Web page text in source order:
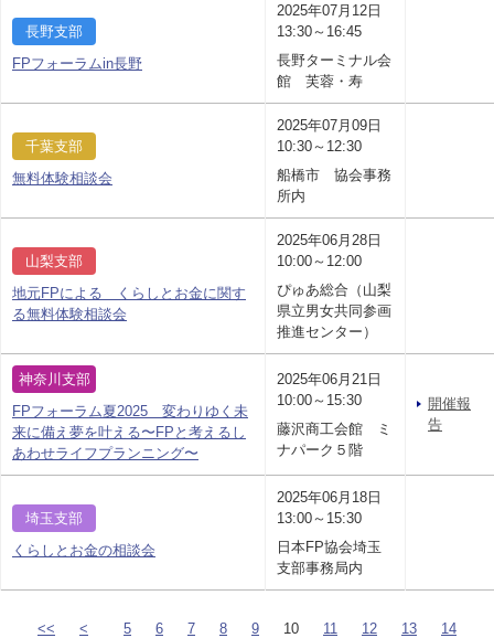
長野支部
FPフォーラムin長野
2025年07月12日
13:30～16:45
長野ターミナル会
館 芙蓉・寿
千葉支部
無料体験相談会
2025年07月09日
10:30～12:30
船橋市 協会事務
所内
山梨支部
地元FPによる くらしとお金に関す
る無料体験相談会
2025年06月28日
10:00～12:00
ぴゅあ総合（山梨
県立男女共同参画
推進センター）
神奈川支部
FPフォーラム夏2025 変わりゆく未
来に備え夢を叶える〜FPと考えるし
あわせライフプランニング〜
2025年06月21日
10:00～15:30
藤沢商工会館 ミ
ナパーク５階
開催報
告
埼玉支部
くらしとお金の相談会
2025年06月18日
13:00～15:30
日本FP協会埼玉
支部事務局内
<< < 5 6 7 8 9 10 11 12 13
14